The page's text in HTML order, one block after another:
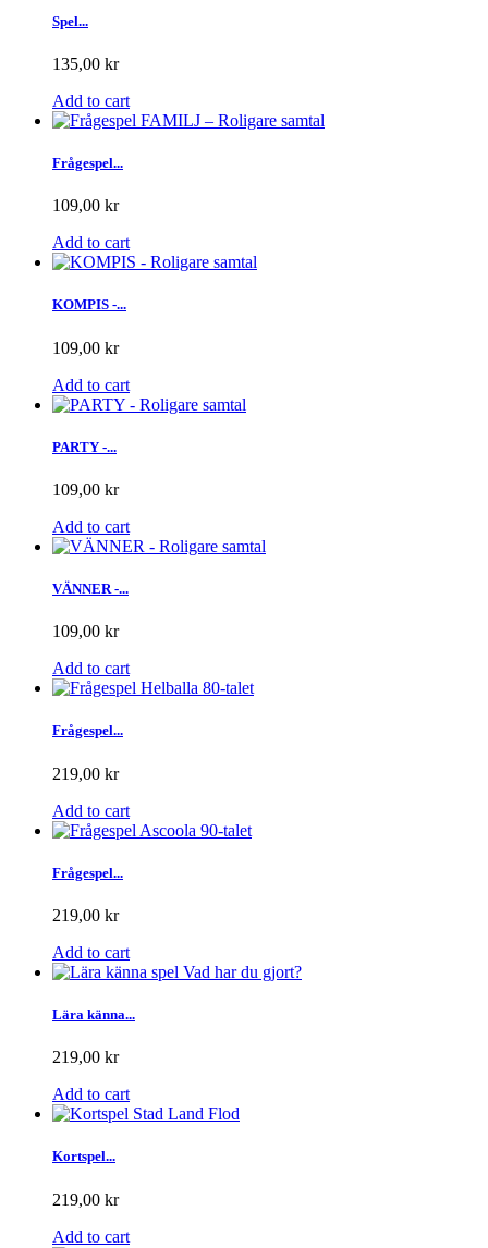
Spel...
135,00 kr
Add to cart
Frågespel...
109,00 kr
Add to cart
KOMPIS -...
109,00 kr
Add to cart
PARTY -...
109,00 kr
Add to cart
VÄNNER -...
109,00 kr
Add to cart
Frågespel...
219,00 kr
Add to cart
Frågespel...
219,00 kr
Add to cart
Lära känna...
219,00 kr
Add to cart
Kortspel...
219,00 kr
Add to cart